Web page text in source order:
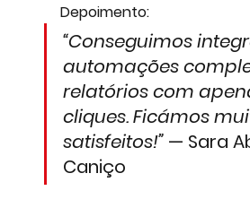
Depoimento:
“Conseguimos
automações
relatórios com
cliques. Ficámos
satisfeitos!” — Sara
Caniço